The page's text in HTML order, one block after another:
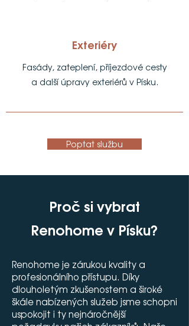
Exteriéry
Fasády, zateplení, příjezdové cesty
a další úpravy exteriérů v Písku.
Poptat službu
Proč si vybrat
Renohome v Písku?
​Renohome je zárukou kvality a
profesionálního přístupu. Díky
dlouholetým zkušenostem a široké
škále nabízených služeb jsme schopni
uspokojit i ty nejnáročnější